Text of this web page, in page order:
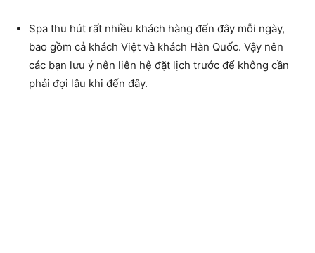
Spa thu hút rất nhiều khách hàng đến đây mỗi ngày,
bao gồm cả khách Việt và khách Hàn Quốc. Vậy nên
các bạn lưu ý nên liên hệ đặt lịch trước để không cần
phải đợi lâu khi đến đây.